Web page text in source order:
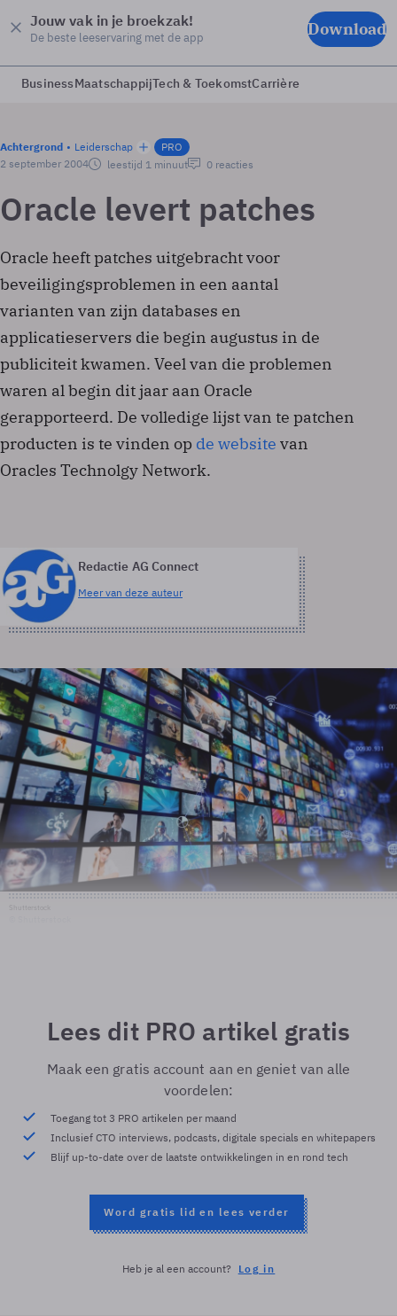
Jouw vak in je broekzak!
De beste leeservaring met de app Download
BusinessMaatschappijTech & ToekomstCarrière
Achtergrond Leiderschap
PRO
2 september 2004
leestijd 1 minuut 0 reacties
Oracle levert patches
Oracle heeft patches uitgebracht voor
beveiligingsproblemen in een aantal
varianten van zijn databases en
applicatieservers die begin augustus in de
publiciteit kwamen. Veel van die problemen
waren al begin dit jaar aan Oracle
gerapporteerd. De volledige lijst van te patchen
producten is te vinden op de website van
Oracles Technolgy Network.
Redactie AG Connect
Meer van deze auteur
Lees dit PRO artikel gratis
Maak een gratis account aan en geniet van alle
voordelen:
Toegang tot 3 PRO artikelen per maand
Inclusief CTO interviews, podcasts, digitale specials en whitepapers
Blijf up-to-date over de laatste ontwikkelingen in en rond tech
Word gratis lid en lees verder
Heb je al een account? Log in